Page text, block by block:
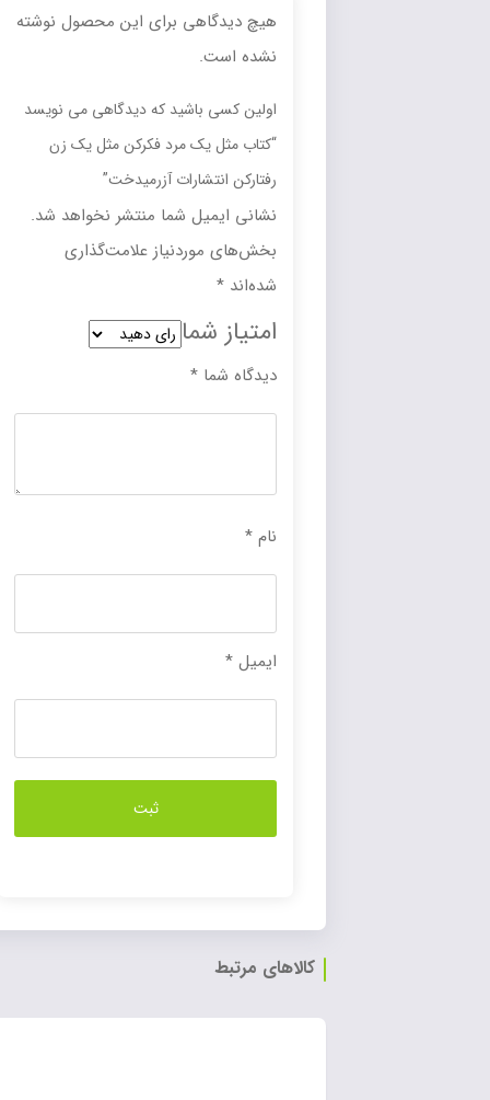
هیچ دیدگاهی برای این محصول نوشته
نشده است.
اولین کسی باشید که دیدگاهی می نویسد
“کتاب مثل یک مرد فکرکن مثل یک زن
رفتارکن انتشارات آزرمیدخت”
نشانی ایمیل شما منتشر نخواهد شد.
بخش‌های موردنیاز علامت‌گذاری
*
امتیاز شما
دیدگاه شما*
کالاهای مرتبط